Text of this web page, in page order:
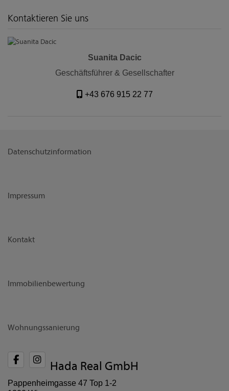
Kontaktieren Sie uns
Suanita Dacic
Geschäftsführer & Gesellschafter
+43 676 915 22 77
Datenschutzinformation
Impressum
Kontakt
Immobilienbewertung
Wohnungssanierung
Hada Real GmbH
Pappenheimgasse 47 Top 1-2